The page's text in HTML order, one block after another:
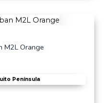
M2L Orange
Península